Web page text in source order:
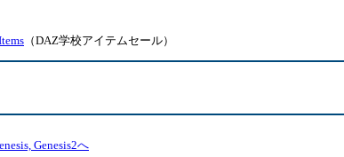
（DAZ学校アイテムセール）
Genesis2へ